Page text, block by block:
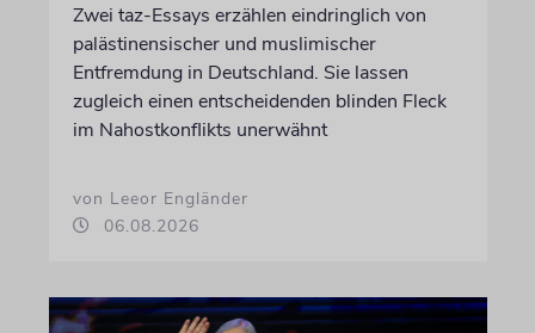
Zwei taz-Essays erzählen eindringlich von
palästinensischer und muslimischer
Entfremdung in Deutschland. Sie lassen
zugleich einen entscheidenden blinden Fleck
im Nahostkonflikts unerwähnt
von Leeor Engländer
06.08.2026